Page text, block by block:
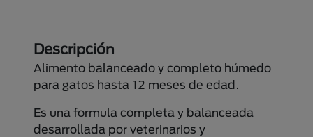
Descripción
Alimento balanceado y completo húmedo
para gatos hasta 12 meses de edad.
Es una formula completa y balanceada
desarrollada por veterinarios y